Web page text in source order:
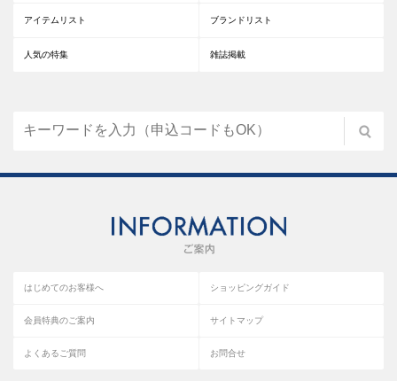
アイテムリスト ブランドリスト
人気の特集 雑誌掲載
はじめてのお客様へ ショッピングガイド
会員特典のご案内 サイトマップ
よくあるご質問 お問合せ